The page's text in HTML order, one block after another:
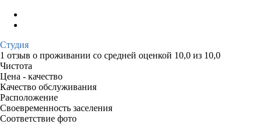
Студия
1 отзыв о проживании со средней оценкой 10,0 из 10,0
Чистота
Цена - качество
Качество обслуживания
Расположение
Своевременность заселения
Соответствие фото